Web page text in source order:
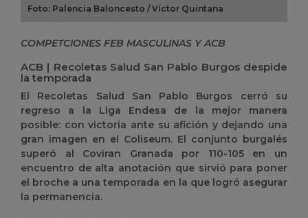
Foto: Palencia Baloncesto / Víctor Quintana
COMPETCIONES FEB MASCULINAS Y ACB
ACB | Recoletas Salud San Pablo Burgos despide
la temporada
El Recoletas Salud San Pablo Burgos cerró su
regreso a la Liga Endesa de la mejor manera
posible: con victoria ante su afición y dejando una
gran imagen en el Coliseum. El conjunto burgalés
superó al Coviran Granada por 110-105 en un
encuentro de alta anotación que sirvió para poner
el broche a una temporada en la que logró asegurar
la permanencia.